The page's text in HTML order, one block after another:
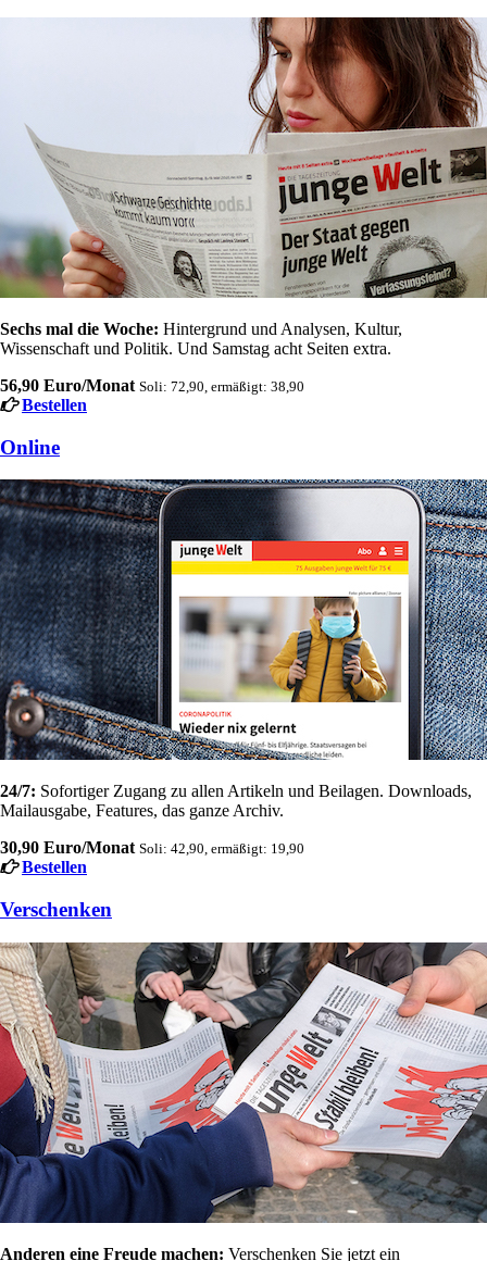
Sechs mal die Woche: Hintergrund und Analysen, Kultur,
Wissenschaft und Politik. Und Samstag acht Seiten extra.
56,90 Euro/Monat Soli: 72,90, ermäßigt: 38,90
Bestellen
Online
24/7: Sofortiger Zugang zu allen Artikeln und Beilagen. Downloads,
Mailausgabe, Features, das ganze Archiv.
30,90 Euro/Monat Soli: 42,90, ermäßigt: 19,90
Bestellen
Verschenken
Anderen eine Freude machen: Verschenken Sie jetzt ein